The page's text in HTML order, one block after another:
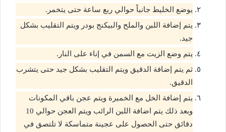
يوضع الخليط جانباً حوالي ربع ساعة حتى يتخمر.
يتم إضافة اللبن والملح والبيكنج بودر ويتم التقليب بشكل
جيد.
يتم وضع الزيت مع السمن في إناء على النار.
ثم يتم إضافة الدقيق ويتم التقليب بشكل جيد حتى يتشرب
الدقيق.
يتم إضافة الخل مع الخميرة ويتم عجن باقي المكونات
وبعد ذلك يتم اضافة اللبن الرائب ويتم العجن حوالي 10
دقائق حتى الحصول على عجينة متماسكة لا تلتصق في